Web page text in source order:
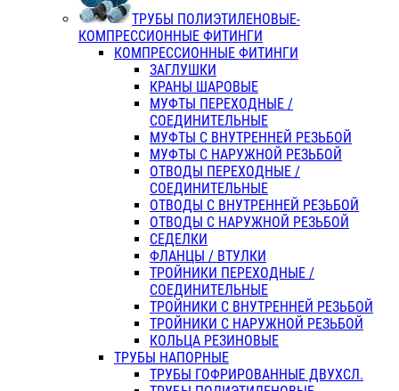
ТРУБЫ ПОЛИЭТИЛЕНОВЫЕ-
КОМПРЕССИОННЫЕ ФИТИНГИ
КОМПРЕССИОННЫЕ ФИТИНГИ
ЗАГЛУШКИ
КРАНЫ ШАРОВЫЕ
МУФТЫ ПЕРЕХОДНЫЕ /
СОЕДИНИТЕЛЬНЫЕ
МУФТЫ С ВНУТРЕННЕЙ РЕЗЬБОЙ
МУФТЫ С НАРУЖНОЙ РЕЗЬБОЙ
ОТВОДЫ ПЕРЕХОДНЫЕ /
СОЕДИНИТЕЛЬНЫЕ
ОТВОДЫ С ВНУТРЕННЕЙ РЕЗЬБОЙ
ОТВОДЫ С НАРУЖНОЙ РЕЗЬБОЙ
СЕДЕЛКИ
ФЛАНЦЫ / ВТУЛКИ
ТРОЙНИКИ ПЕРЕХОДНЫЕ /
СОЕДИНИТЕЛЬНЫЕ
ТРОЙНИКИ С ВНУТРЕННЕЙ РЕЗЬБОЙ
ТРОЙНИКИ С НАРУЖНОЙ РЕЗЬБОЙ
КОЛЬЦА РЕЗИНОВЫЕ
ТРУБЫ НАПОРНЫЕ
ТРУБЫ ГОФРИРОВАННЫЕ ДВУХСЛ.